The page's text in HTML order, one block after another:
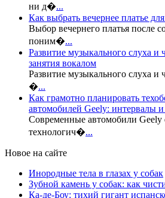
ни д�...
Как выбрать вечернее платье
Выбор вечернего платья после
поним�...
Развитие музыкального слуха и
занятия вокалом
Развитие музыкального слуха и
�...
Как грамотно планировать
автомобилей Geely: интервалы
Современные автомобили Geely
технологич�...
Новое на сайте
Инородные тела в глазах у собак
Зубной камень у собак: как
Ка-де-Боу: тихий гигант